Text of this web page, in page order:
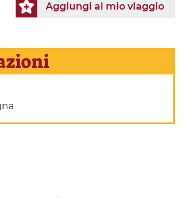
Aggiungi al mio viaggio